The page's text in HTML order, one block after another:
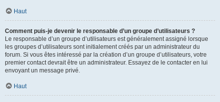
Haut
Comment puis-je devenir le responsable d’un groupe d’utilisateurs ?
Le responsable d’un groupe d’utilisateurs est généralement assigné lorsque
les groupes d’utilisateurs sont initialement créés par un administrateur du
forum. Si vous êtes intéressé par la création d’un groupe d’utilisateurs, votre
premier contact devrait être un administrateur. Essayez de le contacter en lui
envoyant un message privé.
Haut